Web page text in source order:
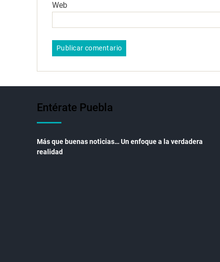
Web
Entérate Puebla
Más que buenas noticias… Un enfoque a la verdadera
realidad